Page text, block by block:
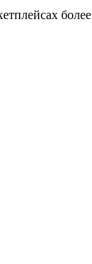
более